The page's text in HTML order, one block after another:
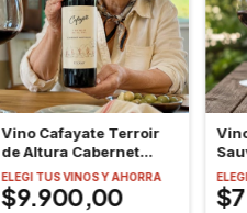
Vino Cafayate Terroir
de Altura Cabernet
Sauvignon
ELEGI TUS VINOS Y AHORRA
$9.900,00